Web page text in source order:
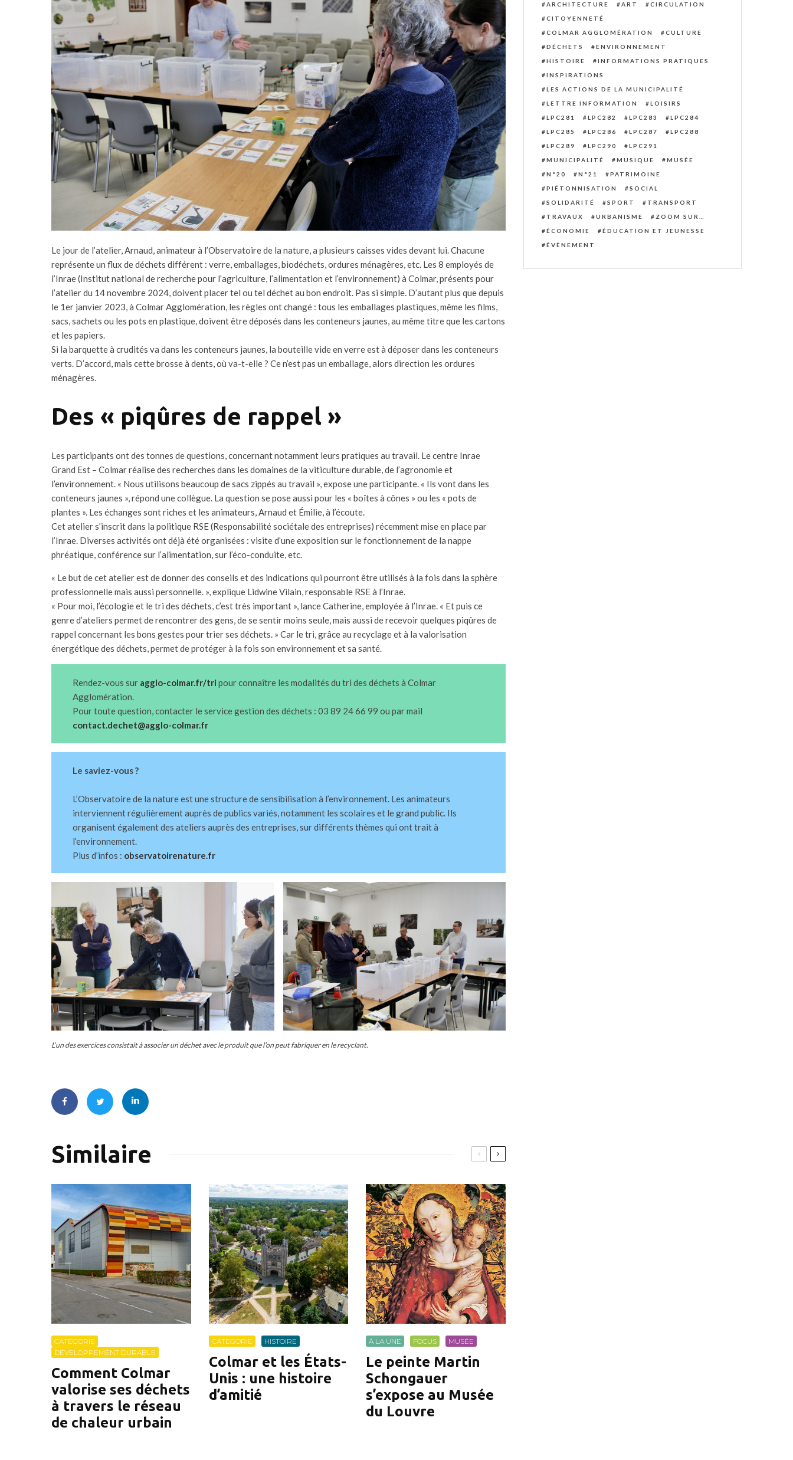
Le jour de l’atelier, Arnaud, animateur à l’Observatoire de la nature, a plusieurs caisses vides devant lui. Chacune
représente un flux de déchets différent : verre, emballages, biodéchets, ordures ménagères, etc. Les 8 employés de
l’Inrae (Institut national de recherche pour l’agriculture, l’alimentation et l’environnement) à Colmar, présents pour
l’atelier du 14 novembre 2024, doivent placer tel ou tel déchet au bon endroit. Pas si simple. D’autant plus que depuis
le 1er janvier 2023, à Colmar Agglomération, les règles ont changé : tous les emballages plastiques, même les films,
sacs, sachets ou les pots en plastique, doivent être déposés dans les conteneurs jaunes, au même titre que les cartons
et les papiers.
Si la barquette à crudités va dans les conteneurs jaunes, la bouteille vide en verre est à déposer dans les conteneurs
verts. D’accord, mais cette brosse à dents, où va-t-elle ? Ce n’est pas un emballage, alors direction les ordures
ménagères.
Des « piqûres de rappel »
Les participants ont des tonnes de questions, concernant notamment leurs pratiques au travail. Le centre Inrae
Grand Est – Colmar réalise des recherches dans les domaines de la viticulture durable, de l’agronomie et
l’environnement. « Nous utilisons beaucoup de sacs zippés au travail », expose une participante. « Ils vont dans les
conteneurs jaunes », répond une collègue. La question se pose aussi pour les « boîtes à cônes » ou les « pots de
plantes ». Les échanges sont riches et les animateurs, Arnaud et Émilie, à l’écoute.
Cet atelier s’inscrit dans la politique RSE (Responsabilité sociétale des entreprises) récemment mise en place par
l’Inrae. Diverses activités ont déjà été organisées : visite d’une exposition sur le fonctionnement de la nappe
phréatique, conférence sur l’alimentation, sur l’éco-conduite, etc.
« Le but de cet atelier est de donner des conseils et des indications qui pourront être utilisés à la fois dans la sphère
professionnelle mais aussi personnelle. », explique Lidwine Vilain, responsable RSE à l’Inrae.
« Pour moi, l’écologie et le tri des déchets, c’est très important », lance Catherine, employée à l’Inrae. « Et puis ce
genre d’ateliers permet de rencontrer des gens, de se sentir moins seule, mais aussi de recevoir quelques piqûres de
rappel concernant les bons gestes pour trier ses déchets. » Car le tri, grâce au recyclage et à la valorisation
énergétique des déchets, permet de protéger à la fois son environnement et sa santé.
Rendez-vous suragglo-colmar.fr/tri pour connaître les modalités du tri des déchets à Colmar
Agglomération.
Pour toute question, contacter le service gestion des déchets : 03 89 24 66 99 ou par mail
contact.dechet@agglo-colmar.fr
Le saviez-vous ?
L’Observatoire de la nature est une structure de sensibilisation à l’environnement. Les animateurs
interviennent régulièrement auprès de publics variés, notamment les scolaires et le grand public. Ils
organisent également des ateliers auprès des entreprises, sur différents thèmes qui ont trait à
l’environnement.
Plus d’infos : observatoirenature.fr
L’un des exercices consistait à associer un déchet avec le produit que l’on peut fabriquer en le recyclant.
Similaire
CATEGORIE
DÉVELOPPEMENT DURABLE
Comment Colmar
valorise ses déchets
à travers le réseau
de chaleur urbain
CATEGORIE HISTOIRE
Colmar et les États-
Unis : une histoire
d’amitié
À LA UNE FOCUS MUSÉE
Le peinte Martin
Schongauer
s’expose au Musée
du Louvre
ARCHITECTURE
ART
CIRCULATION
CITOYENNETÉ
COLMAR AGGLOMÉRATION
CULTURE
DÉCHETS
ENVIRONNEMENT
HISTOIRE
INFORMATIONS PRATIQUES
INSPIRATIONS
LES ACTIONS DE LA MUNICIPALITÉ
LETTRE INFORMATION
LOISIRS
LPC281
LPC282 LPC283
LPC284
LPC285
LPC286 LPC287
LPC288
LPC289
LPC290
LPC291
MUNICIPALITÉ
MUSIQUE
MUSÉE
N°20
N°21
PATRIMOINE
PIÉTONNISATION
SOCIAL
SOLIDARITÉ
SPORT
TRANSPORT
TRAVAUX
URBANISME
ZOOM SUR…
ÉCONOMIE
ÉDUCATION ET JEUNESSE
ÉVÈNEMENT